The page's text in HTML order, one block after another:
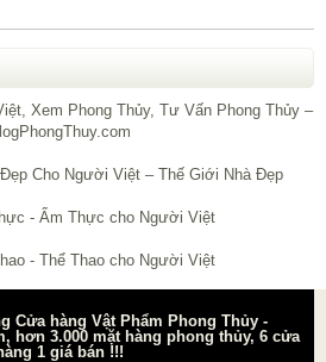
Cửa hàng Vật Phẩm Phong Thủy -
hơn 3.000 mặt hàng phong thủy, 6 cửa
1 giá bán !!!